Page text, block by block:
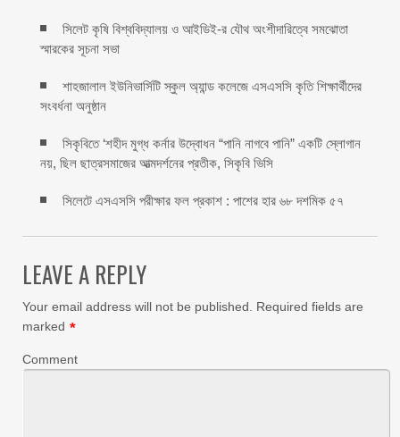
সিলেট কৃষি বিশ্ববিদ্যালয় ও আইডিই-র যৌথ অংশীদারিত্বে সমঝোতা
স্মারকের সূচনা সভা
শাহজালাল ইউনিভার্সিটি স্কুল অ্যান্ড কলেজে এসএসসি কৃতি শিক্ষার্থীদের
সংবর্ধনা অনুষ্ঠান
সিকৃবিতে ‘শহীদ মুগ্ধ কর্নার উদ্বোধন “পানি নাগবে পানি” একটি স্লোগান
নয়, ছিল ছাত্রসমাজের আত্মদর্শনের প্রতীক, সিকৃবি ভিসি
সিলেটে এসএসসি পরীক্ষার ফল প্রকাশ : পাশের হার ৬৮ দশমিক ৫৭
LEAVE A REPLY
Your email address will not be published.
Required fields are
marked *
Comment